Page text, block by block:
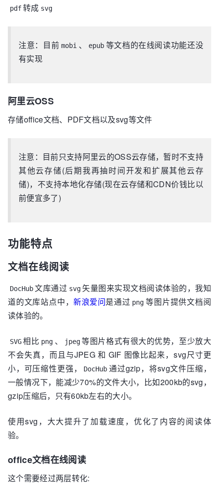
pdf 转成 svg
注意：目前 mobi 、 epub 等文档的在线阅读功能还没
有实现
阿里云OSS
存储office文档、PDF文档以及svg等文件
注意：目前只支持阿里云的OSS云存储，暂时不支持
其他云存储(后期我再抽时间开发和扩展其他云存
储)，不支持本地化存储(现在云存储和CDN价钱比以
前便宜多了)
功能特点
文档在线阅读
DocHub 文库通过 svg 矢量图来实现文档阅读体验的，我知
道的文库站点中，新浪爱问是通过 png 等图片提供文档阅
读体验的。
SVG 相比 png 、 jpeg 等图片格式有很大的优势，至少放大
不会失真，而且与JPEG 和 GIF 图像比起来，svg尺寸更
小，可压缩性更强，
DocHub 通过gzip，将svg文件压缩，
一般情况下，能减少70%的文件大小，比如200kb的svg，
gzip压缩后，只有60kb左右的大小。
使用svg，大大提升了加载速度，优化了内容的阅读体
验。
office文档在线阅读
这个需要经过两层转化: